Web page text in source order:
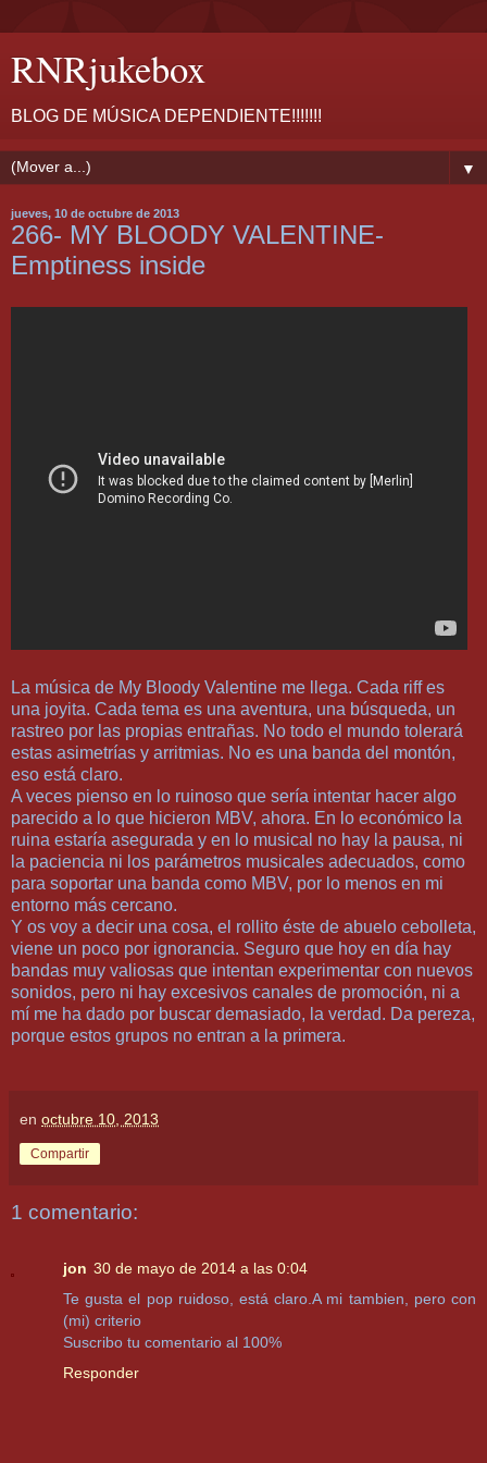
RNRjukebox
BLOG DE MÚSICA DEPENDIENTE!!!!!!!
▼
jueves, 10 de octubre de 2013
266- MY BLOODY VALENTINE-
Emptiness inside
La música de My Bloody Valentine me llega. Cada riff es
una joyita. Cada tema es una aventura, una búsqueda, un
rastreo por las propias entrañas. No todo el mundo tolerará
estas asimetrías y arritmias. No es una banda del montón,
eso está claro.
A veces pienso en lo ruinoso que sería intentar hacer algo
parecido a lo que hicieron MBV, ahora. En lo económico la
ruina estaría asegurada y en lo musical no hay la pausa, ni
la paciencia ni los parámetros musicales adecuados, como
para soportar una banda como MBV, por lo menos en mi
entorno más cercano.
Y os voy a decir una cosa, el rollito éste de abuelo cebolleta,
viene un poco por ignorancia. Seguro que hoy en día hay
bandas muy valiosas que intentan experimentar con nuevos
sonidos, pero ni hay excesivos canales de promoción, ni a
mí me ha dado por buscar demasiado, la verdad. Da pereza,
porque estos grupos no entran a la primera.
en octubre 10, 2013
Compartir
1 comentario:
jon 30 de mayo de 2014 a las 0:04
Te gusta el pop ruidoso, está claro.A mi tambien, pero con
(mi) criterio
Suscribo tu comentario al 100%
Responder